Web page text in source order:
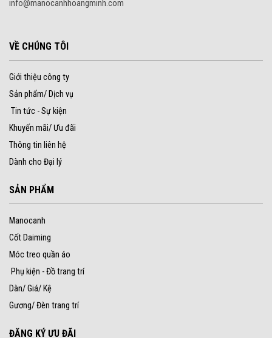
info@manocanhhoangminh.com
VỀ CHÚNG TÔI
Giới thiệu công ty
Sản phẩm/ Dịch vụ
Tin tức - Sự kiện
Khuyến mãi/ Ưu đãi
Thông tin liên hệ
Dành cho Đại lý
SẢN PHẨM
Manocanh
Cốt Daiming
Móc treo quần áo
Phụ kiện - Đồ trang trí
Dàn/ Giá/ Kệ
Gương/ Đèn trang trí
ĐĂNG KÝ ƯU ĐÃI